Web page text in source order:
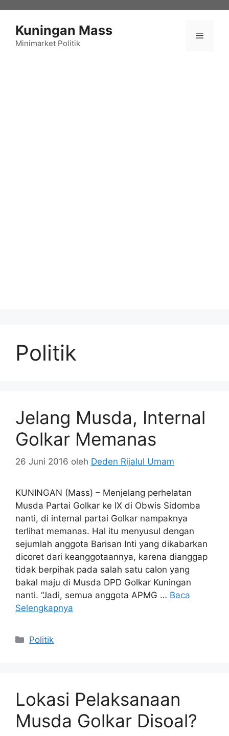
Kuningan Mass
Minimarket Politik
Menu
Politik
Jelang Musda, Internal
Golkar Memanas
26 Juni 2016 oleh Deden Rijalul Umam
KUNINGAN (Mass) – Menjelang perhelatan
Musda Partai Golkar ke IX di Obwis Sidomba
nanti, di internal partai Golkar nampaknya
terlihat memanas. Hal itu menyusul dengan
sejumlah anggota Barisan Inti yang dikabarkan
dicoret dari keanggotaannya, karena dianggap
tidak berpihak pada salah satu calon yang
bakal maju di Musda DPD Golkar Kuningan
nanti. “Jadi, semua anggota APMG … Baca
Selengkapnya
Kategori
Politik
Lokasi Pelaksanaan
Musda Golkar Disoal?